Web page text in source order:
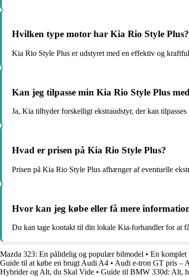
Hvilken type motor har Kia Rio Style Plus?
Kia Rio Style Plus er udstyret med en effektiv og
Kan jeg tilpasse min Kia Rio Style Plus
Ja, Kia tilbyder forskelligt ekstraudstyr, der kan
Hvad er prisen på Kia Rio Style Plus?
Prisen på Kia Rio Style Plus afhænger af eventuelle
Hvor kan jeg købe eller få mere
Du kan tage kontakt til din lokale Kia-forhandler for at
Mazda 323: En pålidelig og populær bilmodel • En komplet
Guide til at købe en brugt Audi A4 • Audi e-tron GT pris –
Hybrider og Alt, du Skal Vide • Guide til BMW 330d: Alt,